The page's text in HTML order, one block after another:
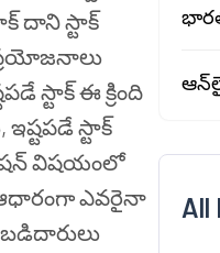
దాని స్టాక్
స్టాక్ ఈ క్రింది
స్టాక్
విషయంలో
ఎవరైనా
All